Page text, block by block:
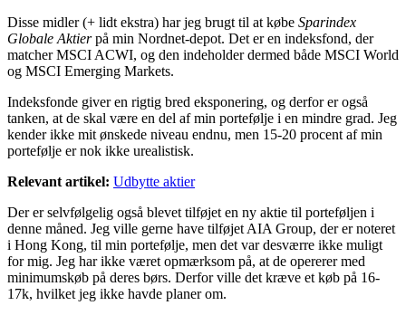
Disse midler (+ lidt ekstra) har jeg brugt til at købe Sparindex
Globale Aktierpå min Nordnet-depot. Det er en indeksfond, der
matcher MSCI ACWI, og den indeholder dermed både MSCI World
og MSCI Emerging Markets.
Indeksfonde giver en rigtig bred eksponering, og derfor er også
tanken, at de skal være en del af min portefølje i en mindre grad. Jeg
kender ikke mit ønskede niveau endnu, men 15-20 procent af min
portefølje er nok ikke urealistisk.
Relevant artikel: Udbytte aktier
Der er selvfølgelig også blevet tilføjet en ny aktie til porteføljen i
denne måned. Jeg ville gerne have tilføjet AIA Group, der er noteret
i Hong Kong, til min portefølje, men det var desværre ikke muligt
for mig. Jeg har ikke været opmærksom på, at de opererer med
minimumskøb på deres børs. Derfor ville det kræve et køb på 16-
17k, hvilket jeg ikke havde planer om.